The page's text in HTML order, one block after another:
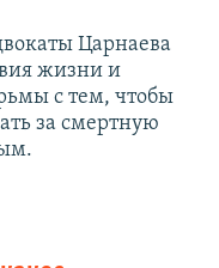
Царнаева
жизни и
с тем, чтобы
за смертную